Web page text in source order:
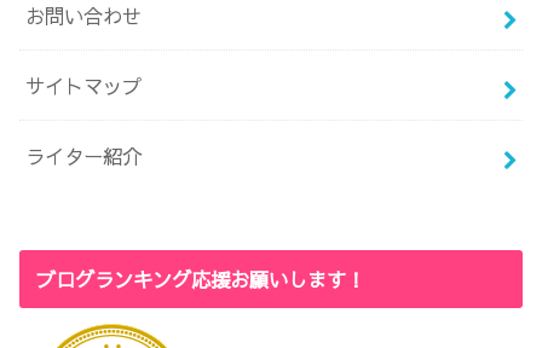
お問い合わせ
サイトマップ
ライター紹介
ブログランキング応援お願いします！